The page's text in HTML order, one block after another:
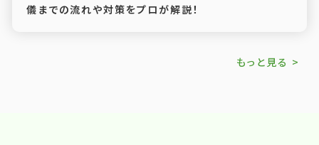
儀までの流れや対策をプロが解説！
もっと見る >